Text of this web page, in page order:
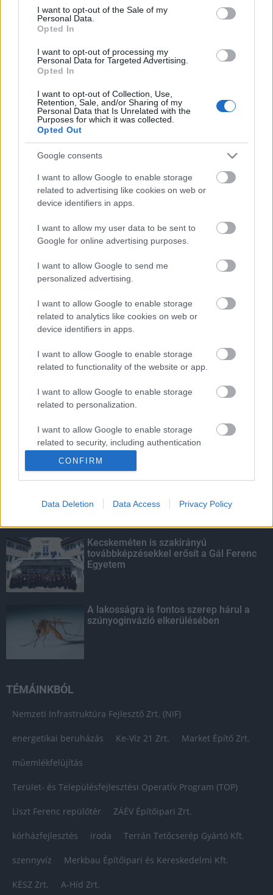
consent section.
I want to opt-out of the Sale of my
Personal Data.
Opted In
I want to opt-out of processing my
Personal Data for Targeted Advertising.
Opted In
I want to opt-out of Collection, Use,
Retention, Sale, and/or Sharing of my
Personal Data that Is Unrelated with the
Purposes for which it was collected.
Opted Out
Google consents
I want to allow Google to enable storage
related to advertising like cookies on web or
device identifiers in apps.
I want to allow my user data to be sent to
Google for online advertising purposes.
I want to allow Google to send me
personalized advertising.
I want to allow Google to enable storage
related to analytics like cookies on web or
device identifiers in apps.
I want to allow Google to enable storage
related to functionality of the website or app.
I want to allow Google to enable storage
related to personalization.
I want to allow Google to enable storage
related to security, including authentication
CONFIRM
Data Deletion Data Access Privacy Policy
másodfokúra csökken a riasztás
HIRDETÉS
Megérkezett az eső a Duna
Paks II.: Mit jelent az 5. blokk új
mérföldköve a felülvizsgálat
árnyékában?
Fontos a postaládákba költöző
KIEMELT
Megérkezett az eső a Duna
Kecskeméten is szakirányú
továbbképzésekkel erősít a Gál Ferenc
Egyetem
A lakosságra is fontos szerep hárul a
szúnyoginvázió elkerülésében
TÉMÁINKBÓL
Nemzeti Infrastruktúra Fejlesztő Zrt. (NIF)
energetikai beruházás Ke-Víz 21 Zrt. Market Építő Zrt.
műemlékfelújítás
Terület- és Településfejlesztési Operatív Program (TOP)
Liszt Ferenc repülőtér ZÁÉV Építőipari Zrt.
kórházfejlesztés iroda Terrán Tetőcserép Gyártó Kft.
szennyvíz Merkbau Építőipari és Kereskedelmi Kft.
KÉSZ Zrt. A-Híd Zrt.